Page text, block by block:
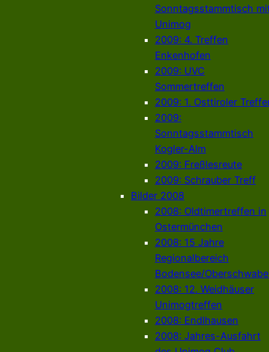
Sonntagsstammtisch
Unimog
2009: 4. Treffen
Enkenhofen
2009: UVC
Sommertreffen
2009: 1. Osttiroler
2009:
Sonntagsstammtisch
Kogler-Alm
2009: Freßlesreute
2009: Schrauber Treff
Bilder 2008
2008: Oldtimertreffen in
Ostermünchen
2008: 15 Jahre
Regionalbereich
Bodensee/
2008: 12. Weidhäuser
Unimogtreffen
2008: Endlhausen
2008: Jahres-Ausfahrt